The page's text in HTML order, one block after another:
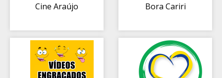
Cine Araújo Bora Cariri